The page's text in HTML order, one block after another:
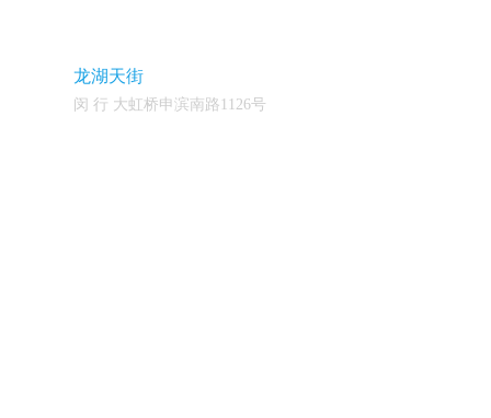
龙湖天街
闵 行 大虹桥申滨南路1126号